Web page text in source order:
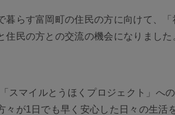
暮らす富岡町の住民の方に向けて、
住民の方との交流の機会になりました
スマイルとうほくプロジェクト」へ
々が1日でも早く安心した日々の生活